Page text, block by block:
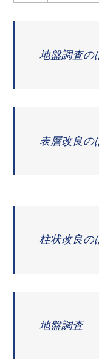
地盤調査の
表層改良の
柱状改良の
地盤調査